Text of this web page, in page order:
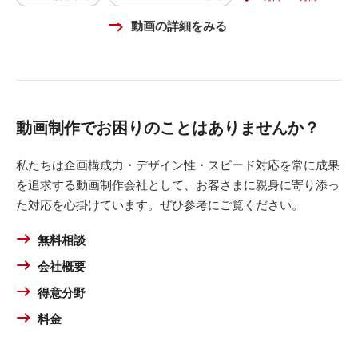
動画の詳細をみる
動画制作でお困りのことはありませんか？
私たちは企画構成力・デザイン性・スピード対応を常に成果
を追求する動画制作会社として、お客さまに親身に寄り添っ
た対応を心掛けています。ぜひ参考にご覧ください。
無料相談
会社概要
得意分野
料金